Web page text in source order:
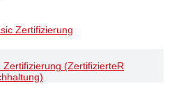
Zertifizierung
(ZertifizierteR